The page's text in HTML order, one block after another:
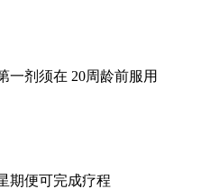
一剂须在 20周龄前服用
期便可完成疗程